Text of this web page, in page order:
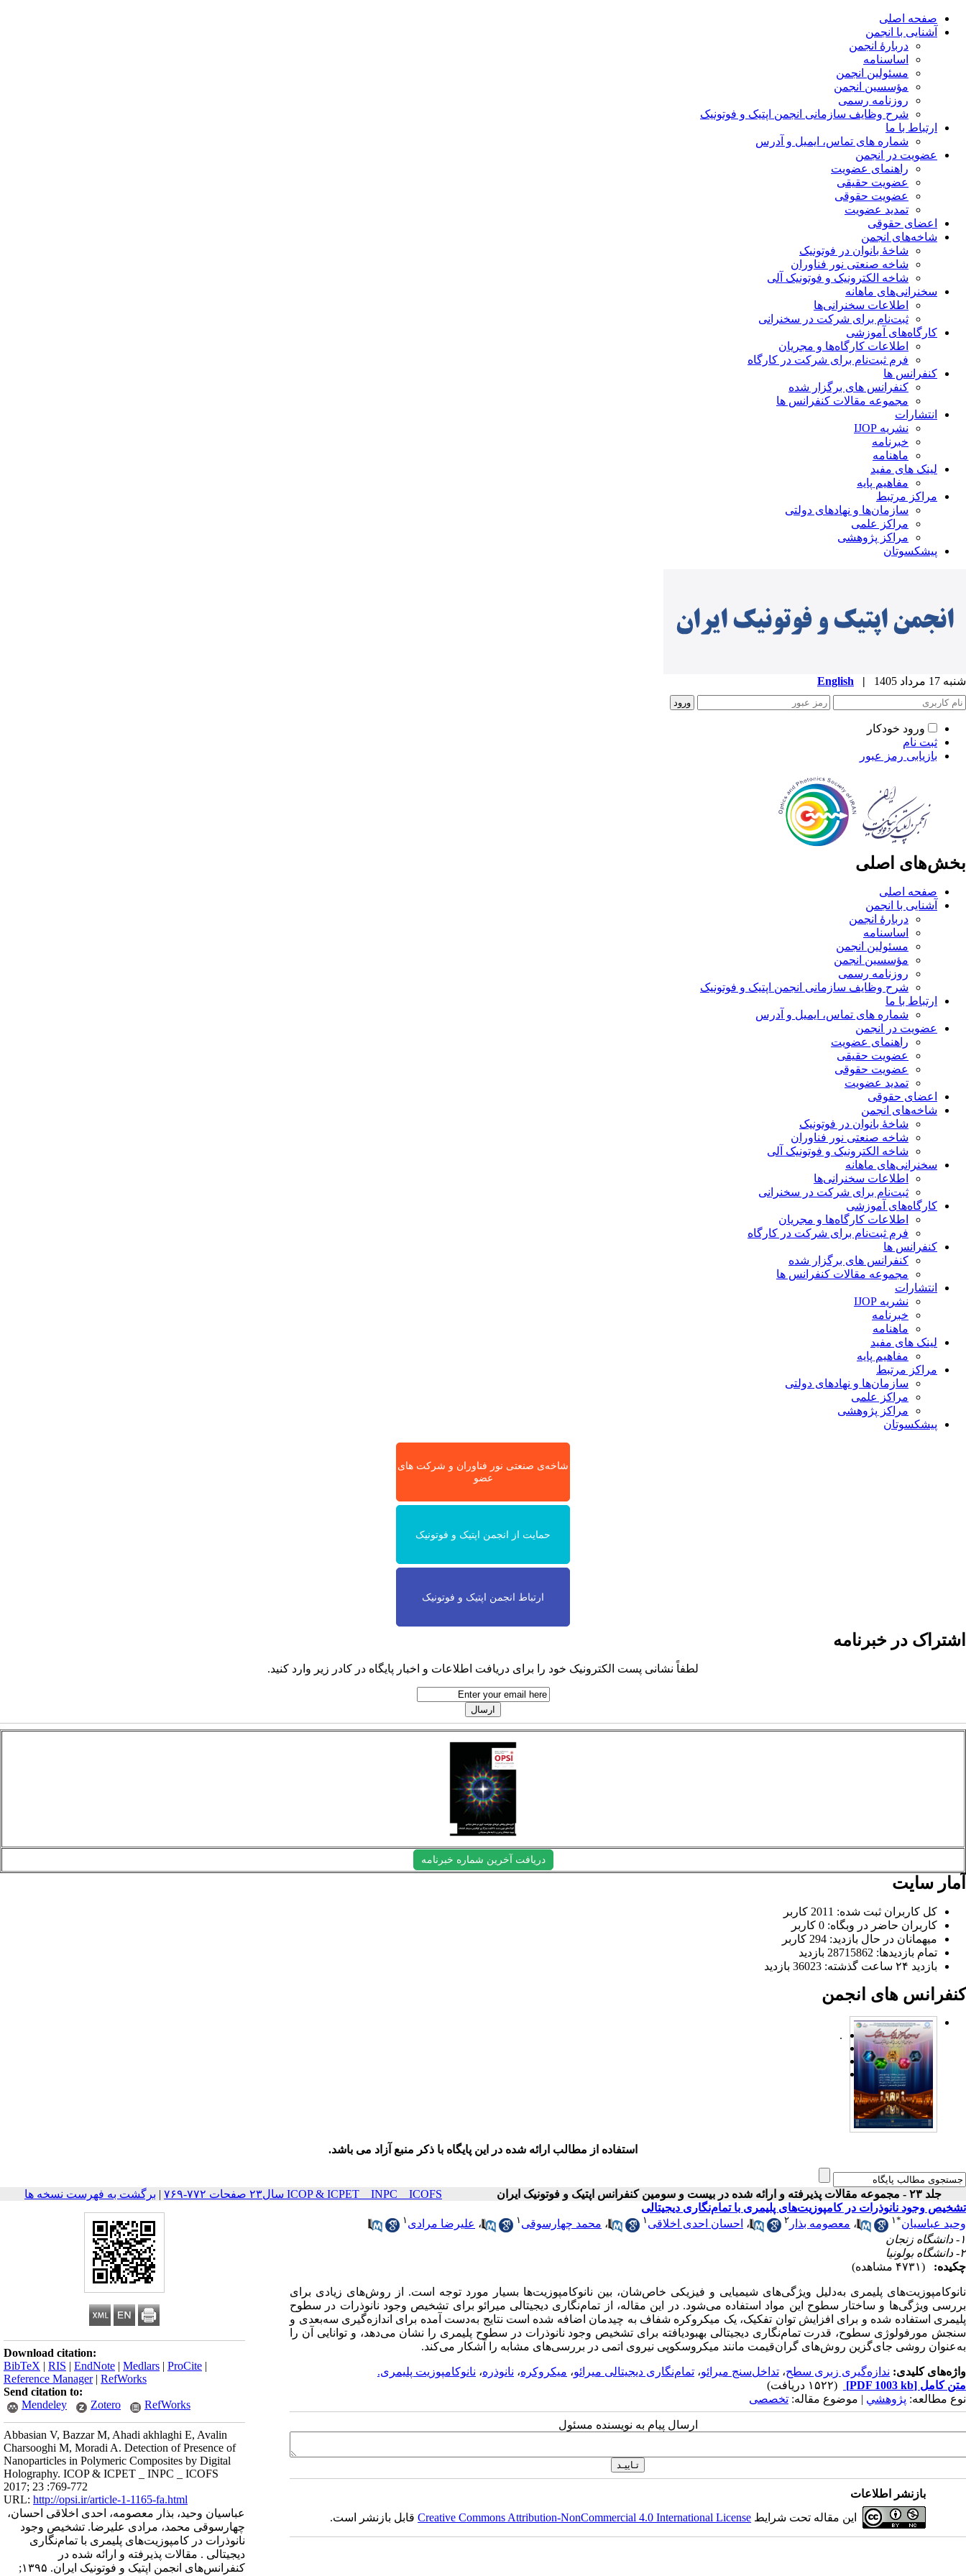
صفحه اصلی
آشنایی با انجمن
دربارۀ انجمن
اساسنامه
مسئولین انجمن
مؤسسین انجمن
روزنامه رسمی
شرح وظایف سازمانی انجمن اپتیک و فوتونیک
ارتباط با ما
شماره های تماس، ایمیل و آدرس
عضویت در انجمن
راهنمای عضویت
عضویت حقیقی
عضویت حقوقی
تمدید عضویت
اعضای حقوقی
شاخه‌های انجمن
شاخۀ بانوان در فوتونیک
شاخه صنعتی نور فناوران
شاخه‌ الکترونیک و فوتونیک آلی
سخنرانی‌های ماهانه
اطلاعات سخنرانی‌‌ها
ثبت‌نام برای شرکت در سخنرانی
کارگاه‌های آموزشی
اطلاعات کارگاه‌ها و مجریان
فرم ثبت‌نام برای شرکت در کارگاه
کنفرانس ها
کنفرانس های برگزار شده
مجموعه مقالات کنفرانس ها
انتشارات
نشریه IJOP
خبرنامه
ماهنامه
لینک های مفید
مفاهیم پایه
مراکز مرتبط
سازمان‌ها و نهادهای دولتی
مراکز علمی
مراکز پژوهشی
پیشکسوتان
شنبه 17 مرداد 1405 |
English
ورود خودکار
ثبت نام
بازیابی رمز عبور
بخش‌های اصلی
صفحه اصلی
آشنایی با انجمن
دربارۀ انجمن
اساسنامه
مسئولین انجمن
مؤسسین انجمن
روزنامه رسمی
شرح وظایف سازمانی انجمن اپتیک و فوتونیک
ارتباط با ما
شماره های تماس، ایمیل و آدرس
عضویت در انجمن
راهنمای عضویت
عضویت حقیقی
عضویت حقوقی
تمدید عضویت
اعضای حقوقی
شاخه‌های انجمن
شاخۀ بانوان در فوتونیک
شاخه صنعتی نور فناوران
شاخه‌ الکترونیک و فوتونیک آلی
سخنرانی‌های ماهانه
اطلاعات سخنرانی‌‌ها
ثبت‌نام برای شرکت در سخنرانی
کارگاه‌های آموزشی
اطلاعات کارگاه‌ها و مجریان
فرم ثبت‌نام برای شرکت در کارگاه
کنفرانس ها
کنفرانس های برگزار شده
مجموعه مقالات کنفرانس ها
انتشارات
نشریه IJOP
خبرنامه
ماهنامه
لینک های مفید
مفاهیم پایه
مراکز مرتبط
سازمان‌ها و نهادهای دولتی
مراکز علمی
مراکز پژوهشی
پیشکسوتان
شاخه‌ی صنعتی نور فناوران و شرکت های
عضو
حمایت از انجمن اپتیک و فوتونیک
ارتباط انجمن اپتیک و فوتونیک
اشتراک در خبرنامه
لطفاً نشانی پست الکترونیک خود را برای دریافت اطلاعات و اخبار پایگاه در کادر زیر وارد کنید.
دریافت آخرین شماره خبرنامه
آمار سایت
کل کاربران ثبت شده: 2011 کاربر
کاربران حاضر در وبگاه: 0 کاربر
میهمانان در حال بازدید: 294 کاربر
تمام بازدید‌ها: 28715862 بازدید
بازدید ۲۴ ساعت گذشته: 36023 بازدید
کنفرانس های انجمن
.
استفاده از مطالب ارائه شده در این پایگاه با ذکر منبع آزاد می باشد.
جلد ۲۳ - مجموعه مقالات پذیرفته و ارائه شده در بیست و سومین کنفرانس اپتیک و فوتونیک ایران ICOP & ICPET _ INPC _ ICOFS سال۲۳ صفحات ۷۷۲-۷۶۹ | برگشت به فهرست نسخه ها
Download citation:
BibTeX | RIS | EndNote | Medlars | ProCite |
Reference Manager| RefWorks
Send citation to:
Mendeley
Zotero RefWorks
Abbasian V, Bazzar M, Ahadi akhlaghi E, Avalin
Charsooghi M, Moradi A. Detection of Presence of
Nanoparticles in Polymeric Composites by Digital
Holography. ICOP & ICPET _ INPC _ ICOFS
2017; 23 :769-772
URL: http://opsi.ir/article-1-1165-fa.html
عباسیان وحید، بذار معصومه، احدی اخلاقی احسان،
چهارسوقی محمد، مرادی علیرضا. تشخیص وجود
نانوذرات در کامپوزیت‌های پلیمری با تمام‌نگاری
دیجیتالی . مقالات پذیرفته و ارائه شده در
کنفرانس‌های انجمن اپتیک و فوتونیک ایران. ۱۳۹۵;
تشخیص وجود نانوذرات در کامپوزیت‌های پلیمری با تمام‌نگاری دیجیتالی
وحید عباسیان*۱ ، معصومه بذار ۲ ، احسان احدی اخلاقی ۱ ، محمد چهارسوقی ۱ ، علیرضا مرادی ۱
۱- دانشگاه زنجان
۲- دانشگاه بولونیا
چکیده:
(۴۷۳۱ مشاهده)
نانوکامپوزیت‌های پلیمری به‌دلیل ویژ‌گی‌های شیمیایی و فیزیکی خاص‌شان، بین نانوکامپوزیت‌ها بسیار مورد توجه است. از روش‌های زیادی برای
بررسی ویژگی‌ها و ساختار سطوح این مواد استفاده می‌شود. در این مقاله، از تمام‌نگاری دیجیتالی میرائو برای تشخیص وجود نانوذرات در سطوح
پلیمری استفاده شده و برای افزایش توان تفکیک، یک میکروکره شفاف به چیدمان اضافه شده است نتایج به‌دست آمده برای اندازه‌گیری سه‌بعدی و
سنجش مورفولوژی سطوح، قدرت تمامنگاری دیجیتالی بهبودیافته برای تشخیص وجود نانوذرات در سطوح پلیمری را نشان می‌دهد، و توانایی آن ‌‌را
به‌عنوان روشی جای‌گزین روش‌های گران‌قیمت مانند میکروسکوپی نیروی اتمی در بررسی‌های مشابه را آشکار می‌کند.
واژه‌های کلیدی: ندازه‌گیری زبری سطح، تداخل‌سنج میرائو، تمام‌نگاری دیجیتالی میرائو، میکروکره، نانو‌ذره، نانوکامپوزیت پلیمری.
متن کامل [PDF 1003 kb]
(۱۵۲۲ دریافت)
نوع مطالعه: پژوهشي | موضوع مقاله: تخصصی
ارسال پیام به نویسنده مسئول
بازنشر اطلاعات
این مقاله تحت شرایط Creative Commons Attribution-NonCommercial 4.0 International Licenseقابل بازنشر است.